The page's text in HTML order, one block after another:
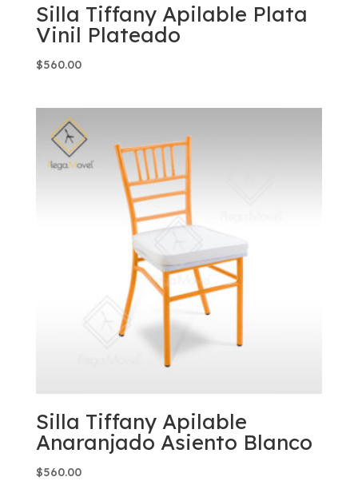
Silla Tiffany Apilable Plata
Vinil Plateado
$560.00
Silla Tiffany Apilable
Anaranjado Asiento Blanco
$560.00